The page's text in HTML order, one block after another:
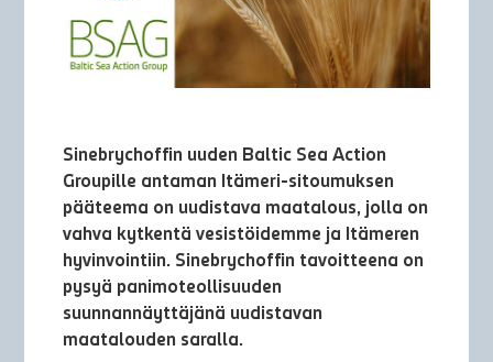
Sinebrychoffin uuden Baltic Sea Action
Groupille antaman Itämeri-sitoumuksen
pääteema on uudistava maatalous, jolla on
vahva kytkentä vesistöidemme ja Itämeren
hyvinvointiin. Sinebrychoffin tavoitteena on
pysyä panimoteollisuuden
suunnannäyttäjänä uudistavan
maatalouden saralla.